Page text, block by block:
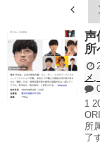
声
所
メ
1
所
了